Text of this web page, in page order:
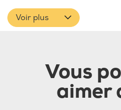
Voir plus
Vous
aimer